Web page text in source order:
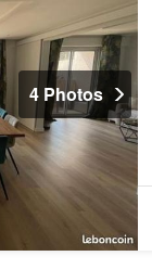
4 Photos